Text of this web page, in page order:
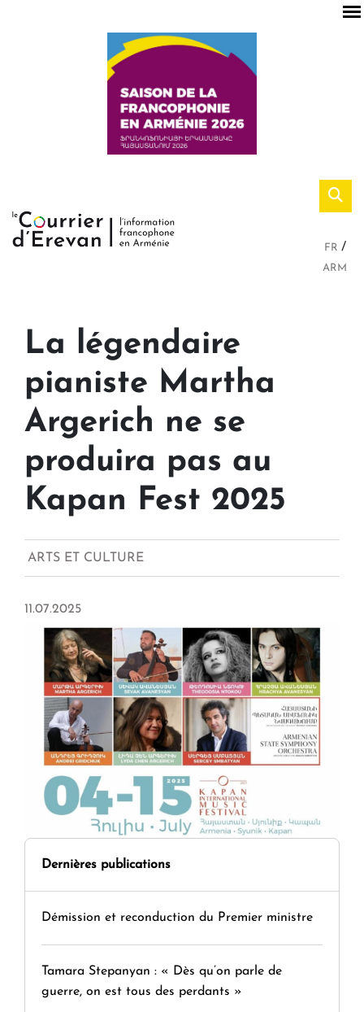
FR
ARM
La légendaire
pianiste Martha
Argerich ne se
produira pas au
Kapan Fest 2025
ARTS ET CULTURE
11.07.2025
Dernières publications
Démission et reconduction du Premier ministre
Tamara Stepanyan : « Dès qu’on parle de
guerre, on est tous des perdants »